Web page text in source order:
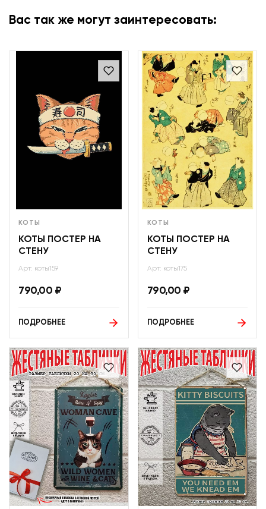
Вас так же могут заинтересовать:
КОТЫ
КОТЫ ПОСТЕР НА
СТЕНУ
Арт: коты159
790,00 ₽
ПОДРОБНЕЕ
КОТЫ
КОТЫ ПОСТЕР НА
СТЕНУ
Арт: коты175
790,00 ₽
ПОДРОБНЕЕ